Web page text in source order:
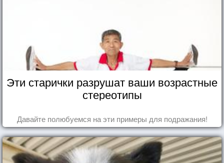
Эти старички разрушат ваши возрастные
стереотипы
Давайте полюбуемся на эти примеры для подражания!